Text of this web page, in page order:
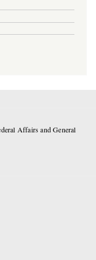
Affairs and General